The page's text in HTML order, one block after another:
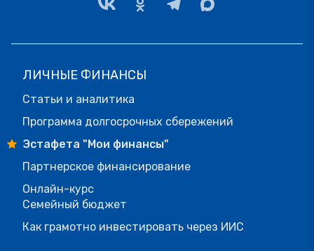
ЛИЧНЫЕ ФИНАНСЫ
Статьи и аналитика
Программа долгосрочных сбережений
Эстафета "Мои финансы"
Партнерское финансирование
Онлайн-курс
Семейный бюджет
Как грамотно инвестировать через ИИС